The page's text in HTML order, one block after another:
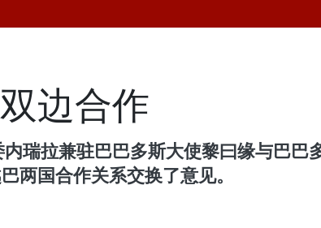
边合作
瑞拉兼驻巴巴多斯大使黎曰缘与巴巴
两国合作关系交换了意见。